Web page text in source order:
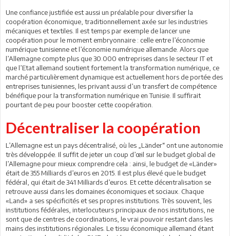
Une confiance justifiée est aussi un préalable pour diversifier la
coopération économique, traditionnellement axée sur les industries
mécaniques et textiles. Il est temps par exemple de lancer une
coopération pour le moment embryonnaire : celle entre l’économie
numérique tunisienne et l’économie numérique allemande. Alors que
l’Allemagne compte plus que 30.000 entreprises dans le secteur IT et
que l’Etat allemand soutient fortement la transformation numérique, ce
marché particulièrement dynamique est actuellement hors de portée des
entreprises tunisiennes, les privant aussi d’un transfert de compétence
bénéfique pour la transformation numérique en Tunisie. Il suffirait
pourtant de peu pour booster cette coopération.
Décentraliser la coopération
L’Allemagne est un pays décentralisé, où les „Länder“ ont une autonomie
très développée. Il suffit de jeter un coup d’œil sur le budget global de
l’Allemagne pour mieux comprendre cela : ainsi, le budget de «Länder»
était de 355 Milliards d’euros en 2015. Il est plus élevé que le budget
fédéral, qui était de 341 Milliards d’euros. Et cette décentralisation se
retrouve aussi dans les domaines économiques et sociaux. Chaque
«Land» a ses spécificités et ses propres institutions. Très souvent, les
institutions fédérales, interlocuteurs principaux de nos institutions, ne
sont que de centres de coordinations, le vrai pouvoir restant dans les
mains des institutions régionales. Le tissu économique allemand étant